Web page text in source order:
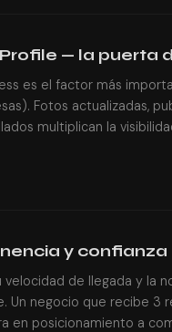
— la puerta
es el factor más
Fotos actualizadas,
multiplican la
y confianza
velocidad de llegada y la
Un negocio que recibe 3
en posicionamiento a